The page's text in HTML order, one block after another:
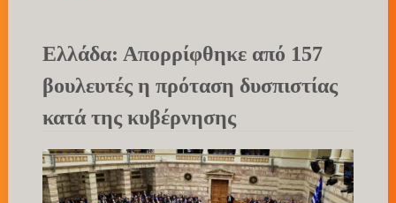
Ελλάδα: Απορρίφθηκε από 157
βουλευτές η πρόταση δυσπιστίας
κατά της κυβέρνησης